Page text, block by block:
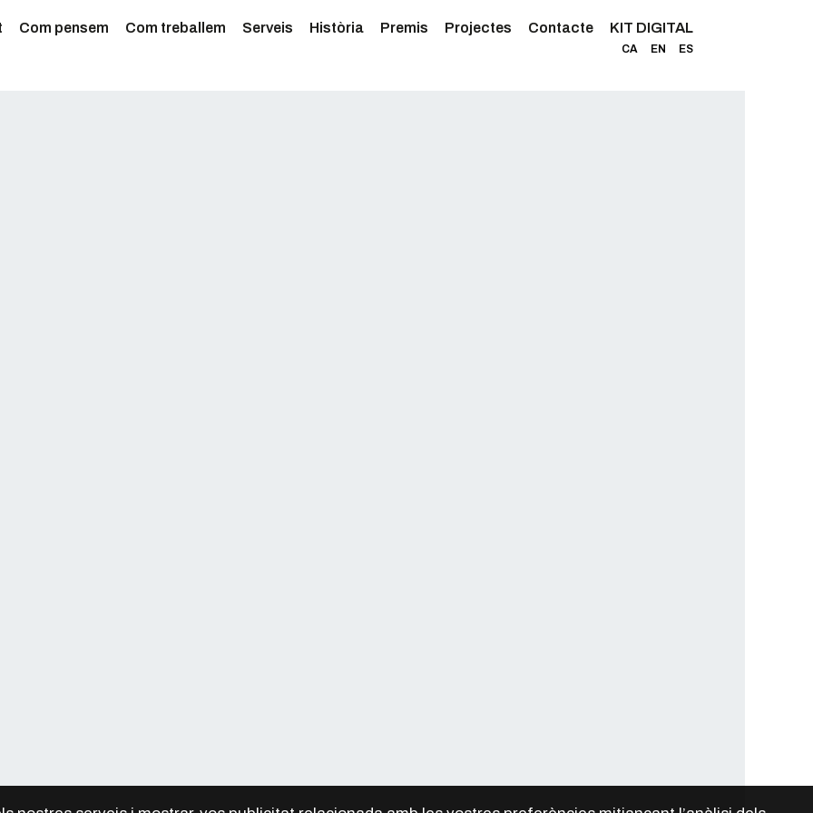
Com pensem Com treballem Serveis Història Premis Projectes Contacte KIT DIGITAL
CA EN ES